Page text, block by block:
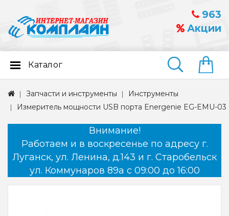
963
Акции
Найти
Каталог
Запчасти и инструменты
Инструменты
Измеритель мощности USB порта Energenie EG-EMU-03
Внимание!
Работаем и в воскресенье по адресу г.
Луганск, ул. Ленина, д.143 и г. Старобельск
ул. Коммунаров 89а с 09:00 до 16:00